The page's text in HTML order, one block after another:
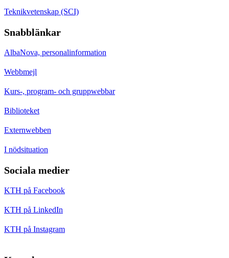
Teknikvetenskap (SCI)
Snabblänkar
AlbaNova, personalinformation
Webbmejl
Kurs-, program- och gruppwebbar
Biblioteket
Externwebben
I nödsituation
Sociala medier
KTH på Facebook
KTH på LinkedIn
KTH på Instagram